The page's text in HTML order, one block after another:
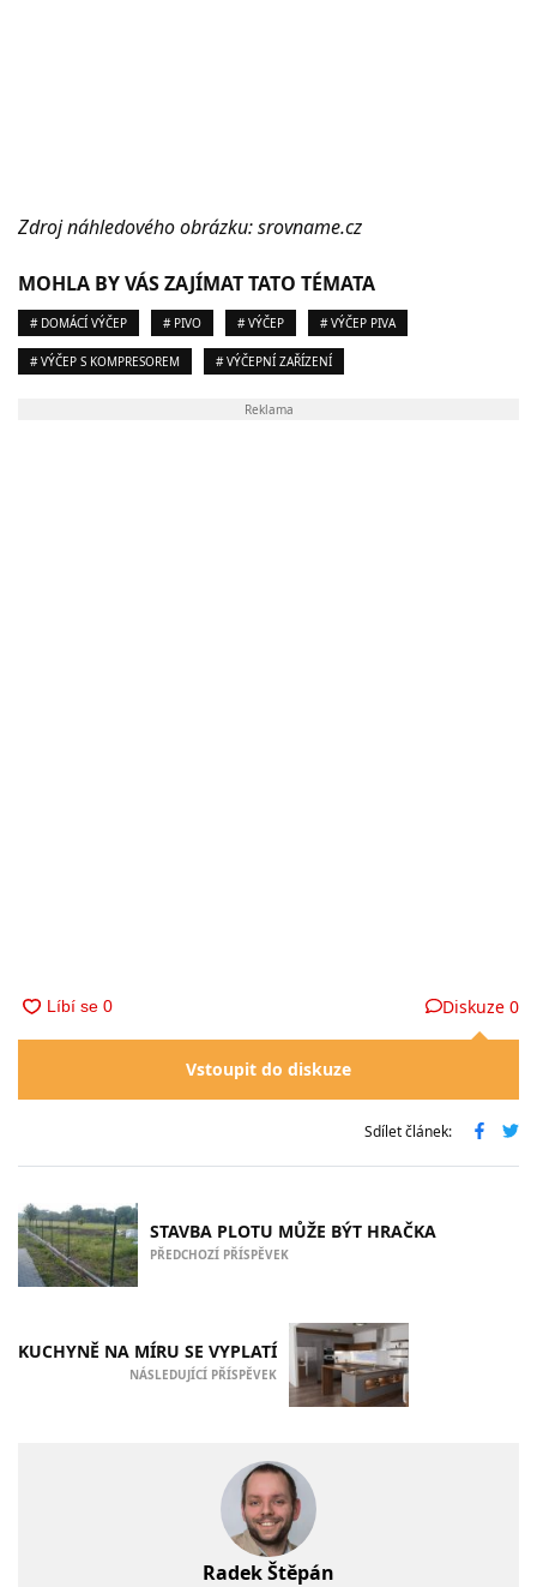
Zdroj náhledového obrázku: srovname.cz
MOHLA BY VÁS ZAJÍMAT TATO TÉMATA
# DOMÁCÍ VÝČEP # PIVO # VÝČEP # VÝČEP PIVA
# VÝČEP S KOMPRESOREM # VÝČEPNÍ ZAŘÍZENÍ
Reklama
Diskuze 0
Vstoupit do diskuze
Sdílet článek:
STAVBA PLOTU MŮŽE BÝT HRAČKA
PŘEDCHOZÍ PŘÍSPĚVEK
KUCHYNĚ NA MÍRU SE VYPLATÍ
NÁSLEDUJÍCÍ PŘÍSPĚVEK
Radek Štěpán